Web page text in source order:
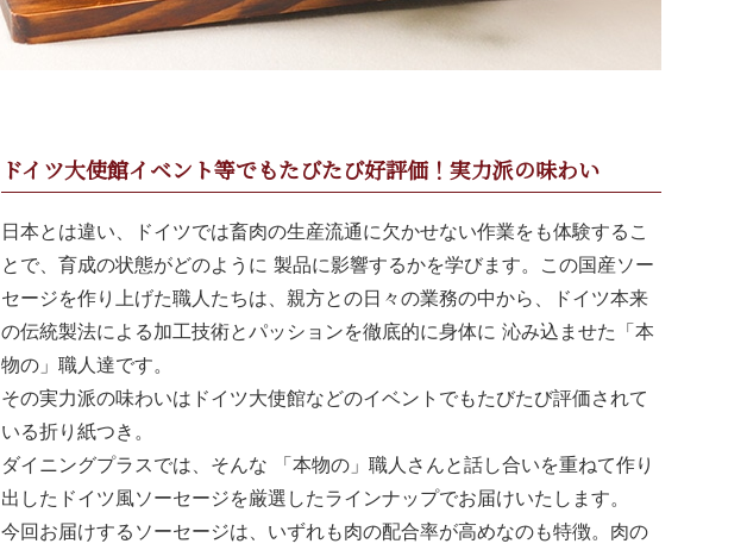
ドイツ大使館イベント等でもたびたび好評価！実力派の味わい
日本とは違い、ドイツでは畜肉の生産流通に欠かせない作業をも体験するこ
とで、育成の状態がどのように 製品に影響するかを学びます。この国産ソー
セージを作り上げた職人たちは、親方との日々の業務の中から、ドイツ本来
の伝統製法による加工技術とパッションを徹底的に身体に 沁み込ませた「本
物の」職人達です。
その実力派の味わいはドイツ大使館などのイベントでもたびたび評価されて
いる折り紙つき。
ダイニングプラスでは、そんな 「本物の」職人さんと話し合いを重ねて作り
出したドイツ風ソーセージを厳選したラインナップでお届けいたします。
今回お届けするソーセージは、いずれも肉の配合率が高めなのも特徴。肉の